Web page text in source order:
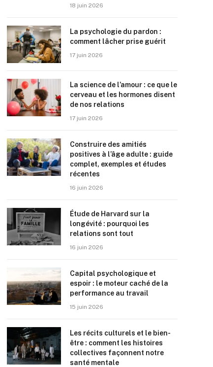
18 juin 2026
La psychologie du pardon :
comment lâcher prise guérit
17 juin 2026
La science de l’amour : ce que le
cerveau et les hormones disent
de nos relations
17 juin 2026
Construire des amitiés
positives à l’âge adulte : guide
complet, exemples et études
récentes
16 juin 2026
Étude de Harvard sur la
longévité : pourquoi les
relations sont tout
16 juin 2026
Capital psychologique et
espoir : le moteur caché de la
performance au travail
15 juin 2026
Les récits culturels et le bien-
être : comment les histoires
collectives façonnent notre
santé mentale